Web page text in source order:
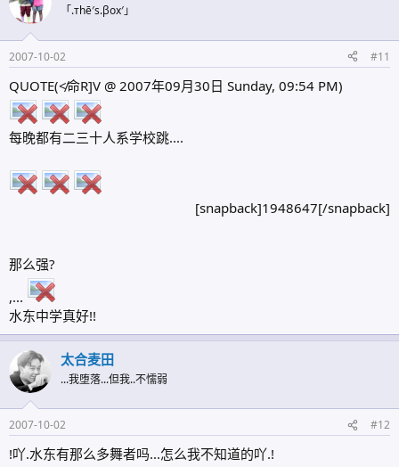
「.тhē′s.βox′」
2007-10-02 #11
QUOTE(≮命R]V @ 2007年09月30日 Sunday, 09:54 PM)
每晚都有二三十人系学校跳....
[snapback]1948647[/snapback]​
那么强?
,...
水东中学真好!!
太合麦田
...我堕落...但我..不懦弱
2007-10-02 #12
!吖.水东有那么多舞者吗...怎么我不知道的吖.!